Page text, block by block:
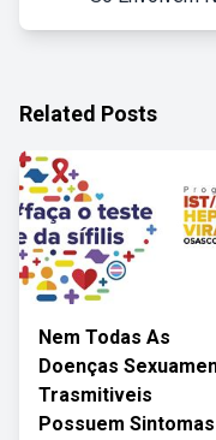
Related Posts
Nem Todas As
Doenças
Trasmitiveis
Possuem Sintomas